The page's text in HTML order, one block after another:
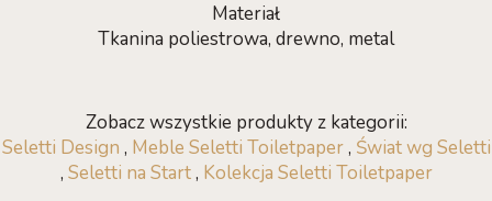
Materiał
Tkanina poliestrowa, drewno, metal
Zobacz wszystkie produkty z kategorii:
Seletti Design , Meble Seletti Toiletpaper, Świat wg Seletti
, Seletti na Start, Kolekcja Seletti Toiletpaper